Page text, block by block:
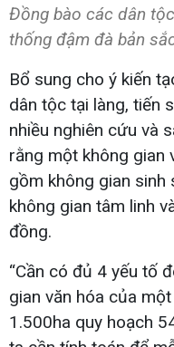
Đồng bào các dân
thống đậm đà bản
Bổ sung cho ý kiến
dân tộc tại làng, tiến
nhiều nghiên cứu và
rằng một không gian
gồm không gian sinh
không gian tâm linh
đồng.
“Cần có đủ 4 yếu tố
gian văn hóa của
1.500ha quy hoạch